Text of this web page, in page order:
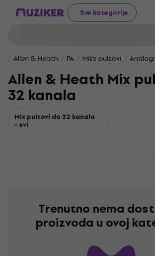
Sve kategorije
Allen & Heath PA Miks pultovi
Allen & Heath Mix
32 kanala
Mix pultovi do 32 kanala
- svi
Trenutno nema
proizvoda u ovoj